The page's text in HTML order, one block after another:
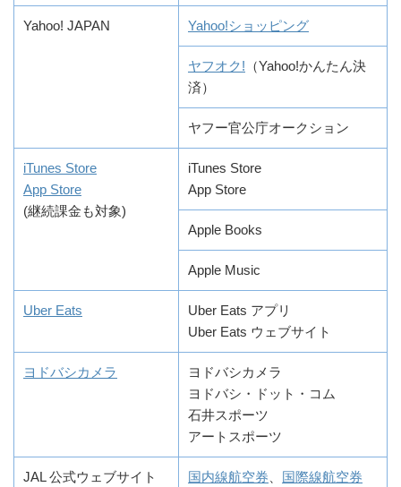
Yahoo! JAPAN Yahoo!ショッピング
ヤフオク! （Yahoo!かんたん決
済）
ヤフー官公庁オークション
iTunes Store
App Store
(継続課金も対象)
iTunes Store
App Store
Apple Books
Apple Music
Uber Eats
Uber Eats アプリ
Uber Eats ウェブサイト
ヨドバシカメラ
ヨドバシカメラ
ヨドバシ・ドット・コム
石井スポーツ
アートスポーツ
JAL 公式ウェブサイト 国内線航空券 国際線航空券